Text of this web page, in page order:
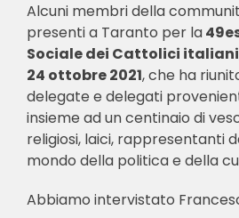
Alcuni membri della
presenti a Taranto per la
Sociale dei Cattolici
24 ottobre 2021, che ha
delegate e delegati
insieme ad un centinaio di
religiosi, laici, rappresentanti
mondo della politica e della
Abbiamo intervistato